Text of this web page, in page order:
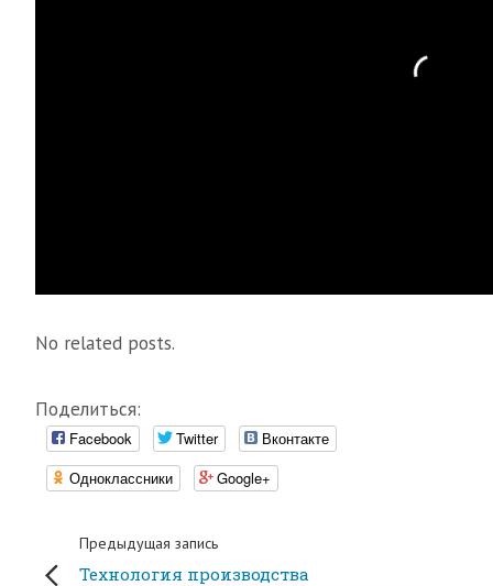
No related posts.
Поделиться:
Facebook Twitter
Вконтакте
Одноклассники
Google+
Предыдущая запись
Технология производства